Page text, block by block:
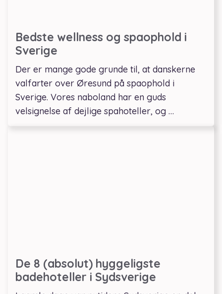
Bedste wellness og spaophold i
Sverige
Der er mange gode grunde til, at danskerne
valfarter over Øresund på spaophold i
Sverige. Vores naboland har en guds
velsignelse af dejlige spahoteller, og …
De 8 (absolut) hyggeligste
badehoteller i Sydsverige